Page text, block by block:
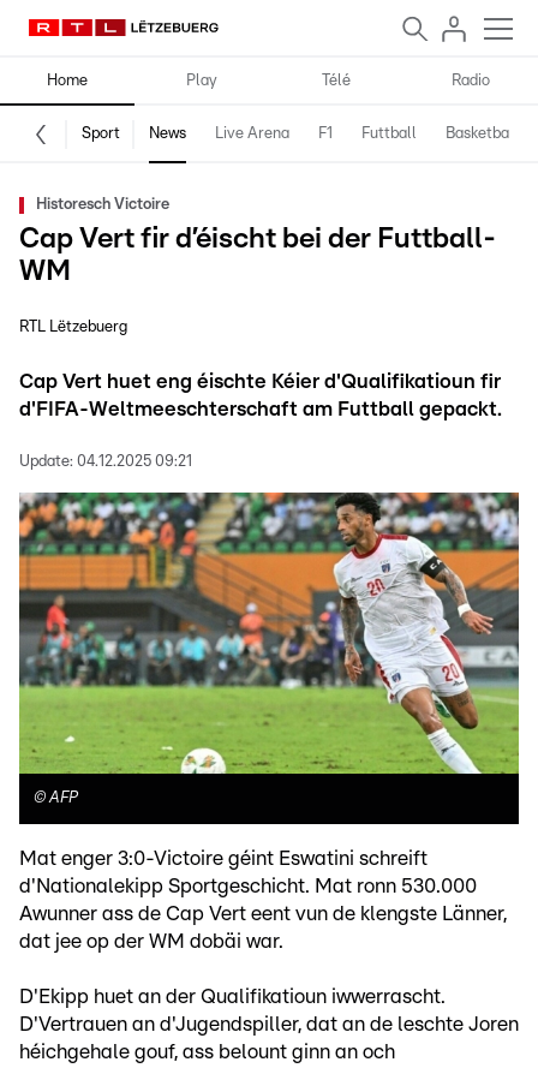
Home Play Télé Radio
Sport News Live Arena F1 Futtball Basketball
Historesch Victoire
Cap Vert fir d’éischt bei der Futtball-
WM
RTL Lëtzebuerg
Cap Vert huet eng éischte Kéier d'Qualifikatioun fir
d'FIFA-Weltmeeschterschaft am Futtball gepackt.
Update: 04.12.2025 09:21
©AFP
Mat enger 3:0-Victoire géint Eswatini schreift
d'Nationalekipp Sportgeschicht. Mat ronn 530.000
Awunner ass de Cap Vert eent vun de klengste Länner,
dat jee op der WM dobäi war.
D'Ekipp huet an der Qualifikatioun iwwerrascht.
D'Vertrauen an d'Jugendspiller, dat an de leschte Joren
héichgehale gouf, ass belount ginn an och